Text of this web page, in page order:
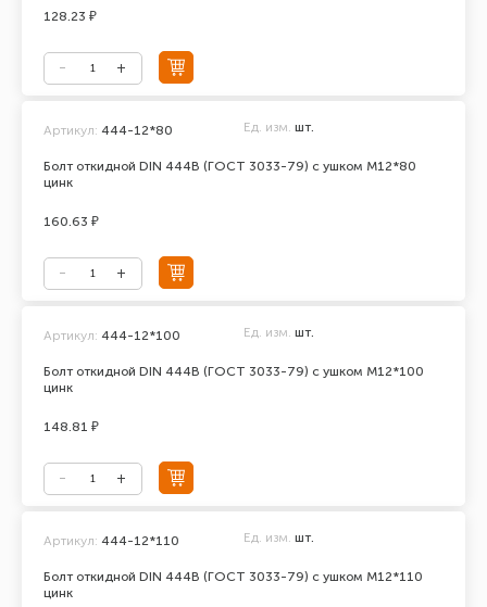
128.23 ₽
Болт откидной DIN 444В (ГОСТ 3033-79) с ушком М12*80
цинк
Артикул: 444-12*80 Ед. изм. шт.
160.63 ₽
Болт откидной DIN 444В (ГОСТ 3033-79) с ушком М12*100
цинк
Артикул: 444-12*100 Ед. изм. шт.
148.81 ₽
Болт откидной DIN 444В (ГОСТ 3033-79) с ушком М12*110
цинк
Артикул: 444-12*110 Ед. изм. шт.